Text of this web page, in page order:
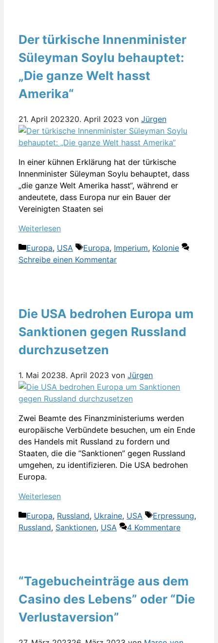
Der türkische Innenminister
Süleyman Soylu behauptet:
„Die ganze Welt hasst
Amerika“
21. April 202320. April 2023 von Jürgen
In einer kühnen Erklärung hat der türkische
Innenminister Süleyman Soylu behauptet, dass
„die ganze Welt Amerika hasst“, während er
andeutete, dass Europa nur ein Bauer der
Vereinigten Staaten sei
Weiterlesen
Kategorien
Europa, USA Schlagwörter
Europa, Imperium, Kolonie
Schreibe einen Kommentar
Die USA bedrohen Europa um
Sanktionen gegen Russland
durchzusetzen
1. Mai 20238. April 2023 von Jürgen
Zwei Beamte des Finanzministeriums werden
europäische Verbündete besuchen, um ein Ende
des Handels mit Russland zu fordern und
Staaten, die die “Sanktionen” gegen Russland
umgehen, zu identifizieren. Die USA bedrohen
Europa.
Weiterlesen
Kategorien
Europa, Russland, Ukraine, USA Schlagwörter
Erpressung,
Russland, Sanktionen, USA 4 Kommentare
“Tagebucheinträge aus dem
Casino des Lebens” oder “Die
Verlustaversion”